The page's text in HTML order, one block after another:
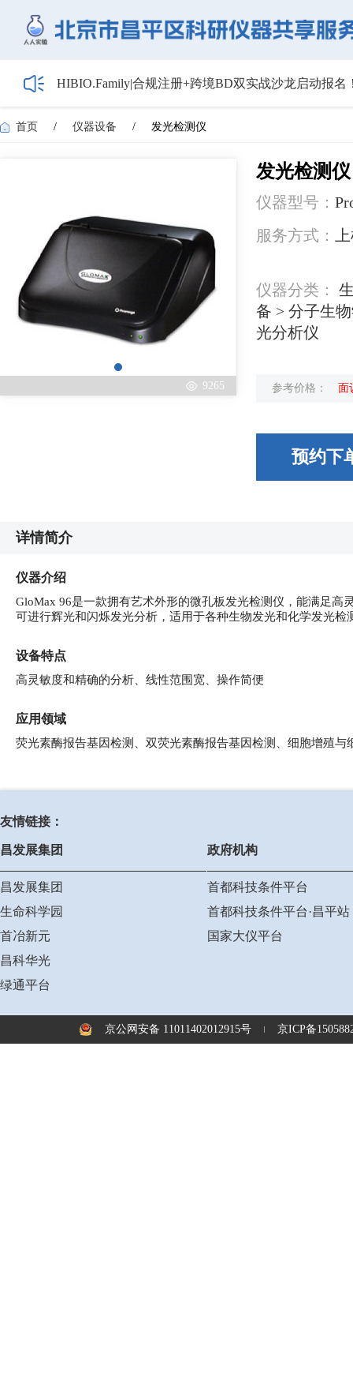
HIBIO.Family|合规注册+跨境BD双实战沙龙启动报名
【最新日程】2026年智慧电厂论坛议程首发！邀您4
关于召开2026年度昌平区高新技术企业培育工作会
首页 / 仪器设备 / 发光检测仪
9265
发光检测仪
仪器型号：
服务方式：
仪器分类：
备 > 分子生
光分析仪
参考价格： 面
预约下
详情简介
仪器介绍
GloMax 96是一款拥有艺术外形的微孔板发光检测仪，能满足
可进行辉光和闪烁发光分析，适用于各种生物发光和化学发光检
设备特点
高灵敏度和精确的分析、线性范围宽、操作简便
应用领域
荧光素酶报告基因检测、双荧光素酶报告基因检测、细胞增殖与
友情链接：
昌发展集团
昌发展集团
生命科学园
首冶新元
昌科华光
绿通平台
政府机构
首都科技条件平台
首都科技条件平台·昌平站
国家大仪平台
京公网安备 11011402012915号 京ICP备